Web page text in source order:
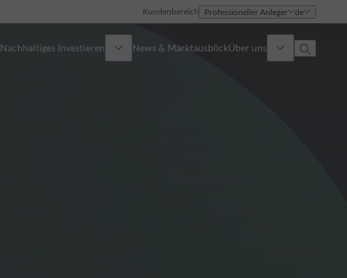
Kundenbereich Professioneller Anleger de
Nachhaltiges Investieren News & MarktausblickÜber uns